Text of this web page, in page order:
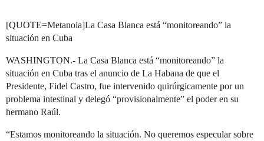
[QUOTE=Metanoia]La Casa Blanca está “monitoreando” la
situación en Cuba
WASHINGTON.- La Casa Blanca está “monitoreando” la
situación en Cuba tras el anuncio de La Habana de que el
Presidente, Fidel Castro, fue intervenido quirúrgicamente por un
problema intestinal y delegó “provisionalmente” el poder en su
hermano Raúl.
“Estamos monitoreando la situación. No queremos especular sobre